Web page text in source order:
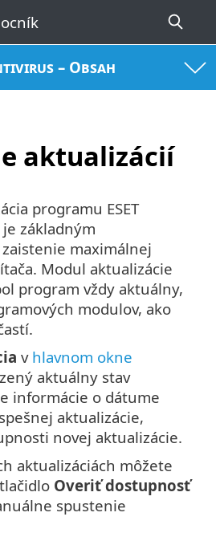
– Obsah
aktualizácií
programu ESET
základným
maximálnej
Modul aktualizácie
program vždy aktuálny,
modulov, ako
v hlavnom okne
aktuálny stav
informácie o dátume
aktualizácie,
novej aktualizácie.
aktualizáciách môžete
Overiť dostupnosť
spustenie